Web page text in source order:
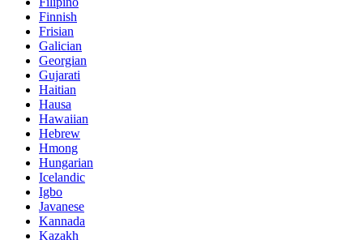
Finnish
Frisian
Galician
Georgian
Gujarati
Haitian
Hausa
Hawaiian
Hebrew
Hmong
Hungarian
Icelandic
Igbo
Javanese
Kannada
Kazakh